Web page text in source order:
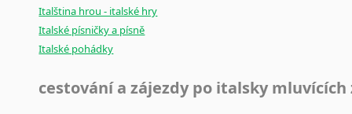
Italština hrou - italské hry
Italské písničky a písně
Italské pohádky
cestování a zájezdy po italsky mluvících